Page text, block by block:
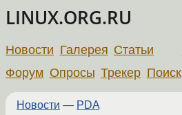
LINUX.ORG.RU
Новости Галерея Статьи
Форум Опросы Трекер Поиск
Новости — PDA